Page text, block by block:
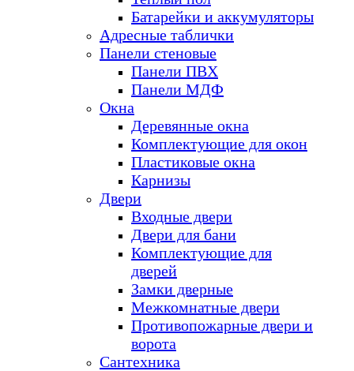
Батарейки и аккумуляторы
Адресные таблички
Панели стеновые
Панели ПВХ
Панели МДФ
Окна
Деревянные окна
Комплектующие для окон
Пластиковые окна
Карнизы
Двери
Входные двери
Двери для бани
Комплектующие для
дверей
Замки дверные
Межкомнатные двери
Противопожарные двери и
ворота
Сантехника